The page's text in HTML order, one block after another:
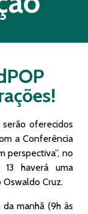
oferecidos
a Conferência
perspectiva”, no
haverá uma
Cruz.
manhã (9h às